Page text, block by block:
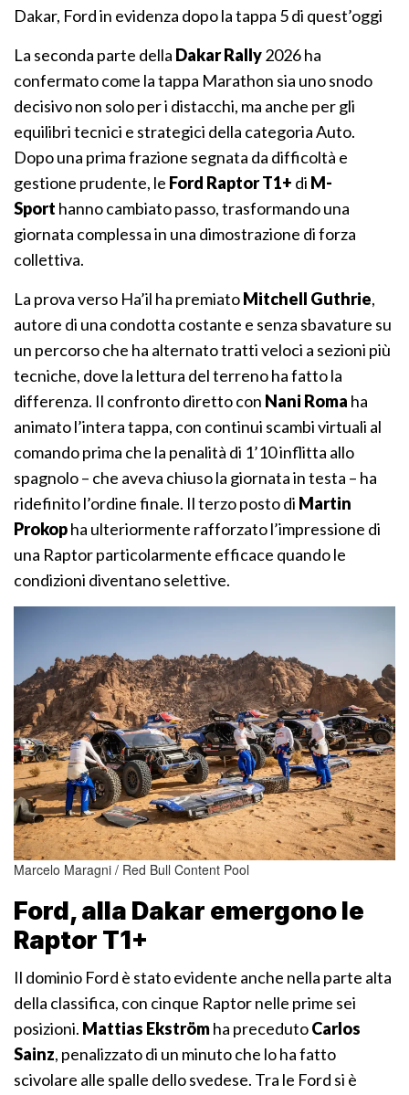
Dakar, Ford in evidenza dopo la tappa 5 di quest’oggi
La seconda parte della Dakar Rally2026 ha
confermato come la tappa Marathon sia uno snodo
decisivo non solo per i distacchi, ma anche per gli
equilibri tecnici e strategici della categoria Auto.
Dopo una prima frazione segnata da difficoltà e
gestione prudente, le Ford Raptor T1+ di M-
Sport hanno cambiato passo, trasformando una
giornata complessa in una dimostrazione di forza
collettiva.
La prova verso Ha’il ha premiatoMitchell Guthrie,
autore di una condotta costante e senza sbavature su
un percorso che ha alternato tratti veloci a sezioni più
tecniche, dove la lettura del terreno ha fatto la
differenza. Il confronto diretto con Nani Roma ha
animato l’intera tappa, con continui scambi virtuali al
comando prima che la penalità di 1’10 inflitta allo
spagnolo – che aveva chiuso la giornata in testa – ha
ridefinito l’ordine finale. Il terzo posto di Martin
Prokopha ulteriormente rafforzato l’impressione di
una Raptor particolarmente efficace quando le
condizioni diventano selettive.
Marcelo Maragni / Red Bull Content Pool
Ford, alla Dakar emergono le
Raptor T1+
Il dominio Ford è stato evidente anche nella parte alta
della classifica, con cinque Raptor nelle prime sei
posizioni. Mattias Ekströmha precedutoCarlos
Sainz, penalizzato di un minuto che lo ha fatto
scivolare alle spalle dello svedese. Tra le Ford si è